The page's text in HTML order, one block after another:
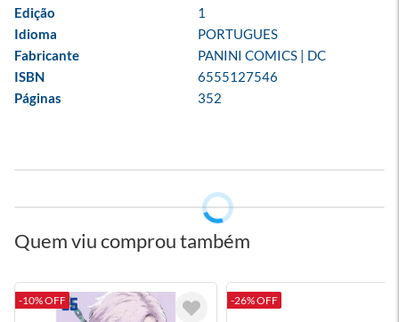
Edição
1
Idioma
PORTUGUES
Fabricante
PANINI COMICS | DC
ISBN
6555127546
Páginas
352
Quem viu comprou também
-10% OFF -26% OFF